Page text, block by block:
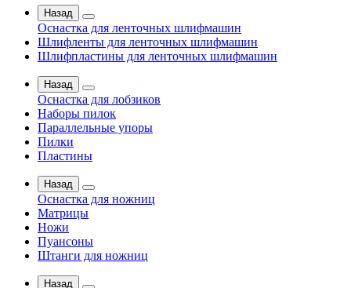
Назад
Оснастка для ленточных шлифмашин
Шлифленты для ленточных шлифмашин
Шлифпластины для ленточных шлифмашин
Назад
Оснастка для лобзиков
Наборы пилок
Параллельные упоры
Пилки
Пластины
Назад
Оснастка для ножниц
Матрицы
Ножи
Пуансоны
Штанги для ножниц
Назад